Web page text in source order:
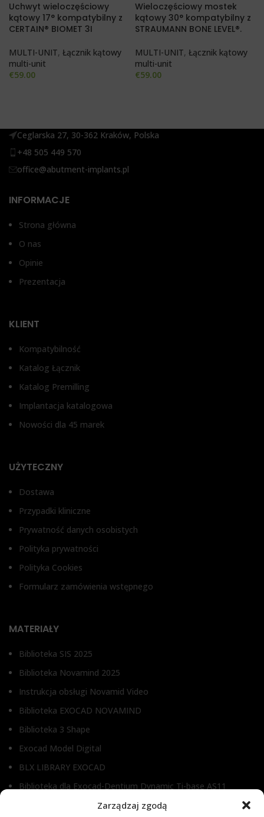
Zarządzaj zgodą
Uchwyt wieloczęściowy
kątowy 17° kompatybilny z
CERTAIN® BIOMET 3I
MULTI-UNIT, Łącznik kątowy
multi-unit
€59.00
Wieloczęściowy mostek
kątowy 30° kompatybilny z
STRAUMANN BONE LEVEL®.
MULTI-UNIT, Łącznik kątowy
multi-unit
€59.00
Ceglarska 27, 30-362 Kraków, Polska
+48 505 449 570
office@abutment-implants.pl
INFORMACJE
Strona główna
O nas
Opinie
Prezentacja
KLIENT
Kompatybilność
Katalog Łącznik
Katalog Premilling
Implantacja katalogowa
Nowości dla 45 marek
UŻYTECZNY
Dostawa
Przypadki kliniczne
Prywatność danych osobistych
Polityka prywatności
Polityka Cookies
Formularz zamówienia wstępnego
MATERIAŁY
Biblioteka SIS 2025
Biblioteka Novamind 2025
Instrukcja obsługi Novamid Video
Biblioteka EXOCAD NOVAMIND
Biblioteka 3 Shape
Exocad Model Digital
BLX LIBRARY EXOCAD
Biblioteka dla Exocad-Dentium Dynamic Ti-base AS11
Biblioteka dla Dental Wings